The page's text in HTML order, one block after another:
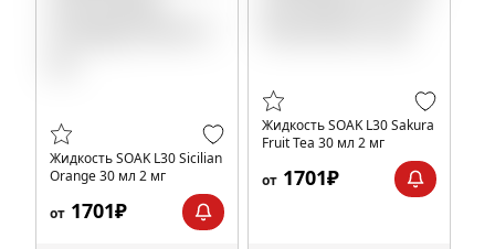
Жидкость SOAK L30 Sicilian
Orange 30 мл 2 мг
от 1701₽
Жидкость SOAK L30 Sakura
Fruit Tea 30 мл 2 мг
от 1701₽